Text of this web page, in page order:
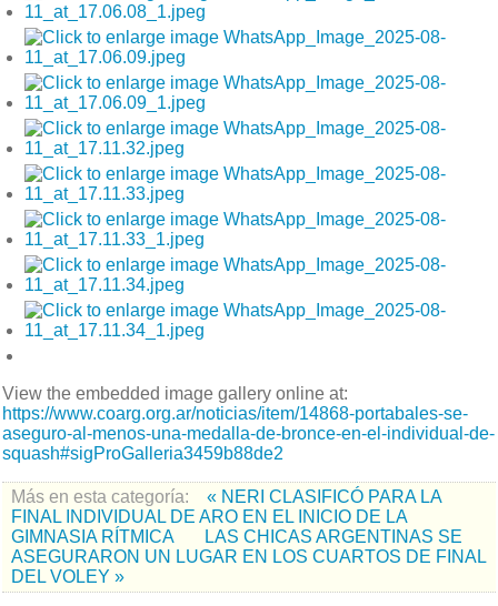
View the embedded image gallery online at:
https://www.coarg.org.ar/noticias/item/14868-portabales-se-
aseguro-al-menos-una-medalla-de-bronce-en-el-individual-de-
squash#sigProGalleria3459b88de2
Más en esta categoría:
« NERI CLASIFICÓ PARA LA
FINAL INDIVIDUAL DE ARO EN EL INICIO DE LA
GIMNASIA RÍTMICA
LAS CHICAS ARGENTINAS SE
ASEGURARON UN LUGAR EN LOS CUARTOS DE FINAL
DEL VOLEY »